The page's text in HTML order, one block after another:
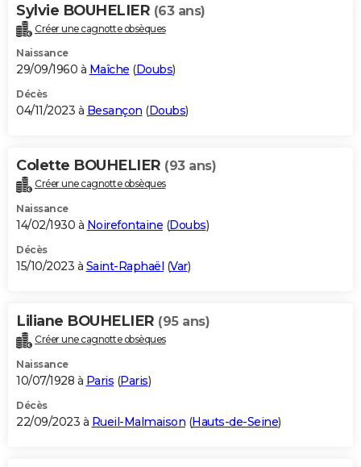
Sylvie BOUHELIER (63 ans)
Créer une cagnotte obsèques
Naissance
29/09/1960 à Maîche (Doubs)
Décès
04/11/2023 à Besançon (Doubs)
Colette BOUHELIER (93 ans)
Créer une cagnotte obsèques
Naissance
14/02/1930 à Noirefontaine (Doubs)
Décès
15/10/2023 à Saint-Raphaël (Var)
Liliane BOUHELIER (95 ans)
Créer une cagnotte obsèques
Naissance
10/07/1928 à Paris (Paris)
Décès
22/09/2023 à Rueil-Malmaison (Hauts-de-Seine)